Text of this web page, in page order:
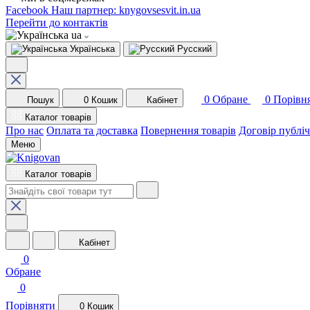
Facebook Наш партнер: knygovsesvit.in.ua
Перейти до контактів
ua
Українська Русский
Пошук 0 Кошик Кабінет 0 Обране 0
Каталог товарів
Про нас Оплата та доставка Повернення товарів Договір
Меню
Каталог товарів
Кабінет
0
Обране
0
Порівняти
0 Кошик